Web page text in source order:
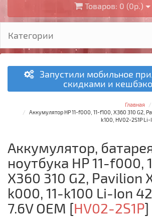
Товаров: 0 (0р.)
Категории
Запустили мобильное
скидками и
Главная
Аккумулятор HP 11-f000, 11-f100, X360 310 G2,
k100, HV02-2S1P
Аккумулятор,
ноутбука HP 11-f000,
X360 310 G2, Pavilion
k000, 11-k100 Li-Ion
7.6V OEM [HV02-2S1P]